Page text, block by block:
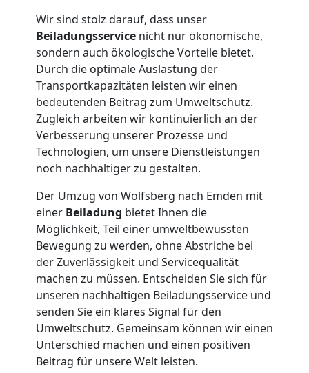
Wir sind stolz darauf, dass unser
Beiladungsservice nicht nur ökonomische,
sondern auch ökologische Vorteile bietet.
Durch die optimale Auslastung der
Transportkapazitäten leisten wir einen
bedeutenden Beitrag zum Umweltschutz.
Zugleich arbeiten wir kontinuierlich an der
Verbesserung unserer Prozesse und
Technologien, um unsere Dienstleistungen
noch nachhaltiger zu gestalten.
Der Umzug von Wolfsberg nach Emden mit
einer Beiladung bietet Ihnen die
Möglichkeit, Teil einer umweltbewussten
Bewegung zu werden, ohne Abstriche bei
der Zuverlässigkeit und Servicequalität
machen zu müssen. Entscheiden Sie sich für
unseren nachhaltigen Beiladungsservice und
senden Sie ein klares Signal für den
Umweltschutz. Gemeinsam können wir einen
Unterschied machen und einen positiven
Beitrag für unsere Welt leisten.
Wolfsberg
Umzug
für
Senioren
Wolfsberg
Fernumzug
Wolfsberg
Firmenumzug